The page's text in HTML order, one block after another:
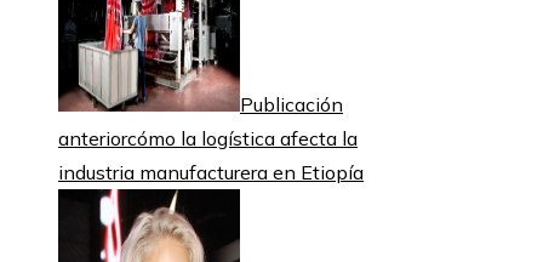
Publicación
anteriorcómo la logística afecta la
industria manufacturera en Etiopía